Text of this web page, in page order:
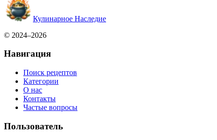
Кулинарное Наследие
© 2024–2026
Навигация
Поиск рецептов
Категории
О нас
Контакты
Частые вопросы
Пользователь